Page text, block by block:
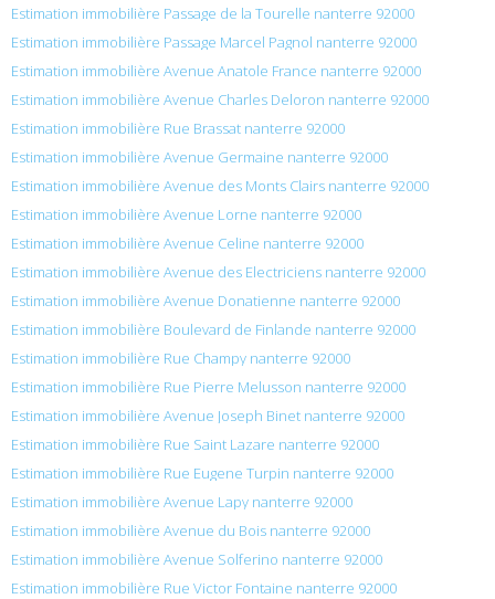
Estimation immobilière Passage de la Tourelle nanterre 92000
Estimation immobilière Passage Marcel Pagnol nanterre 92000
Estimation immobilière Avenue Anatole France nanterre 92000
Estimation immobilière Avenue Charles Deloron nanterre 92000
Estimation immobilière Rue Brassat nanterre 92000
Estimation immobilière Avenue Germaine nanterre 92000
Estimation immobilière Avenue des Monts Clairs nanterre 92000
Estimation immobilière Avenue Lorne nanterre 92000
Estimation immobilière Avenue Celine nanterre 92000
Estimation immobilière Avenue des Electriciens nanterre 92000
Estimation immobilière Avenue Donatienne nanterre 92000
Estimation immobilière Boulevard de Finlande nanterre 92000
Estimation immobilière Rue Champy nanterre 92000
Estimation immobilière Rue Pierre Melusson nanterre 92000
Estimation immobilière Avenue Joseph Binet nanterre 92000
Estimation immobilière Rue Saint Lazare nanterre 92000
Estimation immobilière Rue Eugene Turpin nanterre 92000
Estimation immobilière Avenue Lapy nanterre 92000
Estimation immobilière Avenue du Bois nanterre 92000
Estimation immobilière Avenue Solferino nanterre 92000
Estimation immobilière Rue Victor Fontaine nanterre 92000